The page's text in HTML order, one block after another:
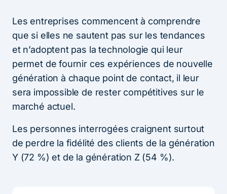
Les entreprises commencent à comprendre
que si elles ne sautent pas sur les tendances
et n’adoptent pas la technologie qui leur
permet de fournir ces expériences de nouvelle
génération à chaque point de contact, il leur
sera impossible de rester compétitives sur le
marché actuel.
Les personnes interrogées craignent surtout
de perdre la fidélité des clients de la génération
Y (72 %) et de la génération Z (54 %).